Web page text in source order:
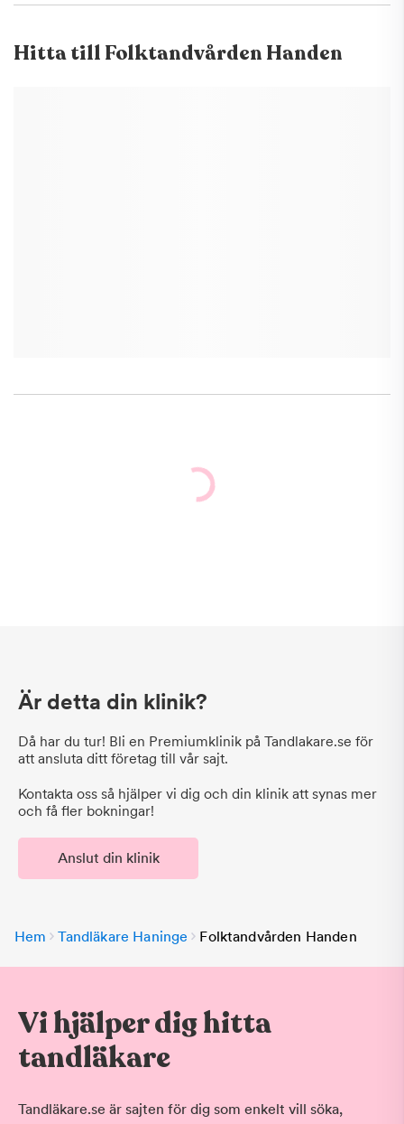
Hitta till Folktandvården Handen
Är detta din klinik?
Då har du tur! Bli en Premiumklinik på Tandlakare.se för
att ansluta ditt företag till vår sajt.
Kontakta oss så hjälper vi dig och din klinik att synas mer
och få fler bokningar!
Anslut din klinik
Hem Tandläkare Haninge Folktandvården Handen
Vi hjälper dig hitta
tandläkare
Tandläkare.se är sajten för dig som enkelt vill söka,